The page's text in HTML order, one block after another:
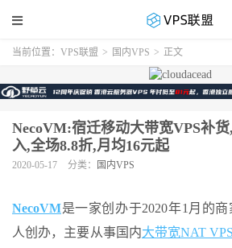
当前位置： VPS联盟 > 国内VPS > 正文
NecoVM:宿迁移动大带宽VPS补
入,全场8.8折,月均16元起
2020-05-17 分类： 国内VPS
NecoVM是一家创办于2020年1月的
人创办，主要从事国内大带宽NAT VPS